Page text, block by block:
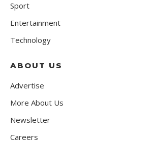
Sport
Entertainment
Technology
ABOUT US
Advertise
More About Us
Newsletter
Careers